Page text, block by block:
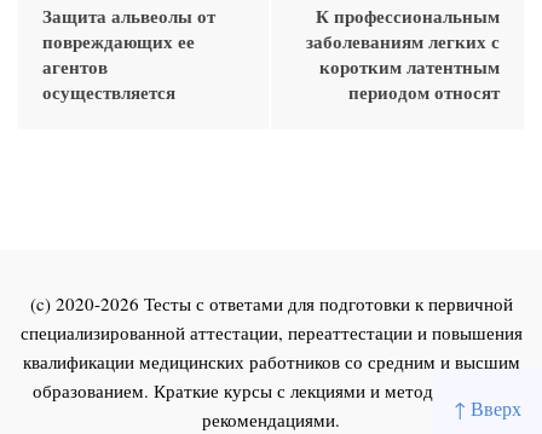
↑ Вверх
Защита альвеолы от
повреждающих ее
агентов
осуществляется
К профессиональным
заболеваниям легких с
коротким латентным
периодом относят
(c) 2020-2026 Тесты с ответами для подготовки к первичной
специализированной аттестации, переаттестации и повышения
квалификации медицинских работников со средним и высшим
образованием. Краткие курсы с лекциями и методическими
рекомендациями.